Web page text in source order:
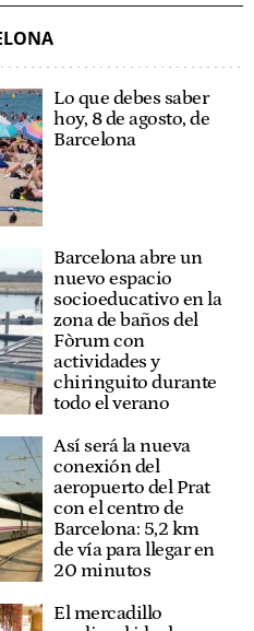
Lo que debes saber
hoy, 8 de agosto, de
Barcelona
Barcelona abre un
nuevo espacio
socioeducativo en la
zona de baños del
Fòrum con
actividades y
chiringuito durante
todo el verano
Así será la nueva
conexión del
aeropuerto del Prat
con el centro de
Barcelona: 5,2 km
de vía para llegar en
20 minutos
El mercadillo